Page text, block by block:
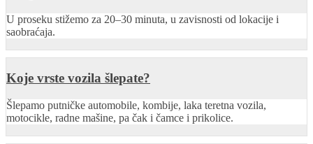
U proseku stižemo za 20–30 minuta, u zavisnosti od lokacije i
saobraćaja.
Koje vrste vozila šlepate?
Šlepamo putničke automobile, kombije, laka teretna vozila,
motocikle, radne mašine, pa čak i čamce i prikolice.